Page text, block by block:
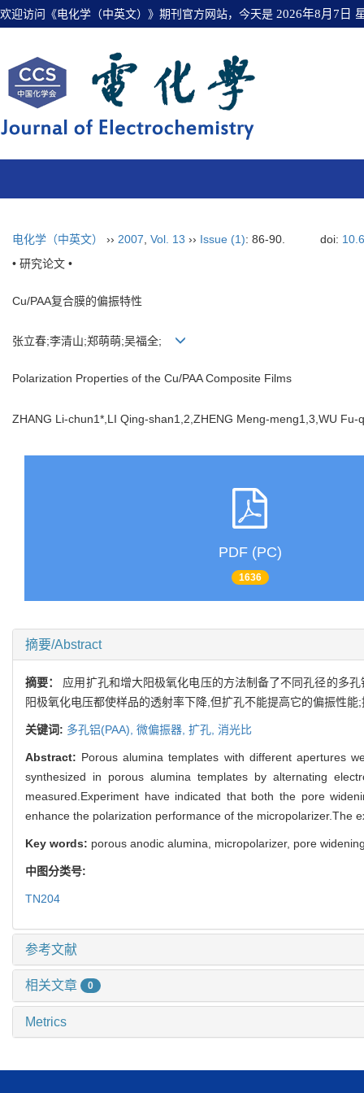
欢迎访问《电化学（中英文）》期刊官方网站，今天是 2026年8月7日
电化学（中英文） ›› 2007 Vol. 13 ›› Issue (1): 86-90. doi:
• 研究论文 •
Cu/PAA复合膜的偏振特性
张立春;李清山;郑萌萌;吴福全;
Polarization Properties of the Cu/PAA Composite Films
ZHANG Li-chun1*,LI Qing-shan1,2,ZHENG Meng-meng1,3,WU
PDF (PC)
1636
摘要/Abstract
摘要： 应用扩孔和增大阳极氧化电压的方法制备了不同孔径的多
阳极氧化电压都使样品的透射率下降,但扩孔不能提高它的偏振性
关键词: 多孔铝(PAA), 微偏振器, 扩孔, 消光比
Abstract: Porous alumina templates with different apertures
synthesized in porous alumina templates by alternating
measured.Experiment have indicated that both the pore
enhance the polarization performance of the micropolarizer.The
Key words: porous anodic alumina, micropolarizer, pore
中图分类号:
TN204
参考文献
相关文章 0
Metrics